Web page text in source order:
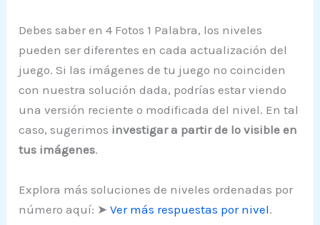
Debes saber en 4 Fotos 1 Palabra, los niveles
pueden ser diferentes en cada actualización del
juego. Si las imágenes de tu juego no coinciden
con nuestra solución dada, podrías estar viendo
una versión reciente o modificada del nivel. En tal
caso, sugerimos investigar a partir de lo visible en
tus imágenes.
Explora más soluciones de niveles ordenadas por
número aquí: ➤Ver más respuestas por nivel.